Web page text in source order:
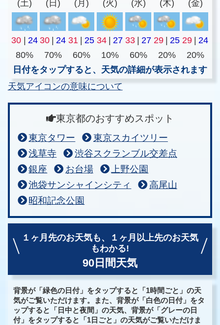
(土)
(日)
(月)
(火)
(水)
(木)
(金)
30 24 30 24 31 25 34 27 33 27 29 25 29
24
80%
70% 60% 10% 60% 20%
20%
日付をタップすると、天気の詳細が表示されます
天気アイコンの意味について
東京都のおすすめスポット
東京タワー
東京スカイツリー
浅草寺
渋谷スクランブル交差点
銀座
お台場
上野公園
池袋サンシャインシティ
高尾山
昭和記念公園
１ヶ月先のお天気も、
１ヶ月以上先のお天気
もわかる!
90日間天気
背景が「緑色の日付」をタップすると「1時間ごと」の天
気がご覧いただけます。また、背景が「白色の日付」をタ
ップすると「日中と夜間」の天気、背景が「グレーの日
付」をタップすると「1日ごと」の天気がご覧いただけま